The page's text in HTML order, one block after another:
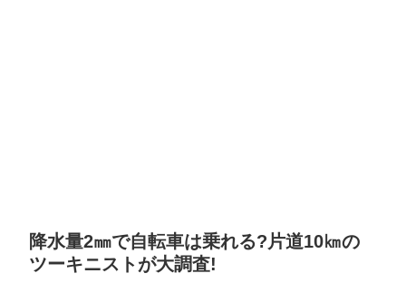
降水量2㎜で自転車は乗れる?片道10㎞の
ツーキニストが大調査!